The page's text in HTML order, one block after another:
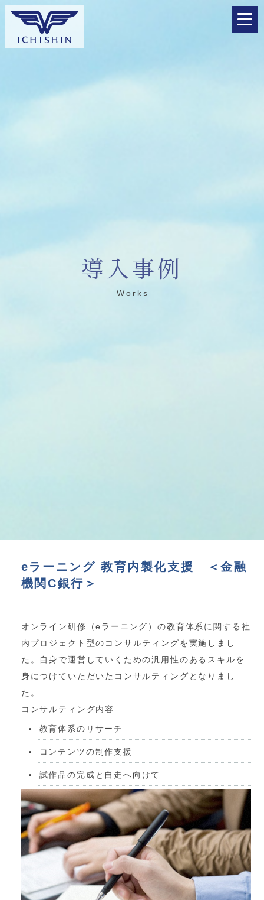
導入事例
Works
eラーニング 教育内製化支援 ＜金融
機関C銀行＞
オンライン研修（eラーニング）の教育体系に関する社
内プロジェクト型のコンサルティングを実施しまし
た。自身で運営していくための汎用性のあるスキルを
身につけていただいたコンサルティングとなりまし
た。
コンサルティング内容
教育体系のリサーチ
コンテンツの制作支援
試作品の完成と自走へ向けて